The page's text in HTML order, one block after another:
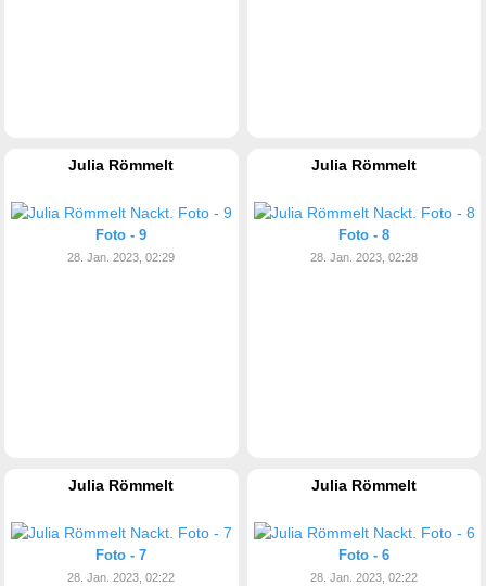
Julia Römmelt
Foto - 9
28. Jan. 2023, 02:29
Julia Römmelt
Foto - 8
28. Jan. 2023, 02:28
Julia Römmelt
Foto - 7
28. Jan. 2023, 02:22
Julia Römmelt
Foto - 6
28. Jan. 2023, 02:22